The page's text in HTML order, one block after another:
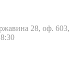
28, оф. 603,